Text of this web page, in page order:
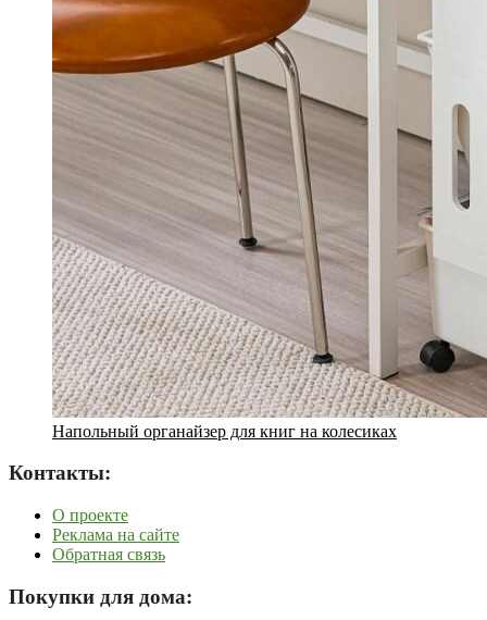
Напольный органайзер для книг на колесиках
Контакты:
О проекте
Реклама на сайте
Обратная связь
Покупки для дома: